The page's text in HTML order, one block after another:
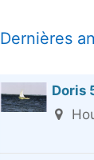
Dernières
Doris